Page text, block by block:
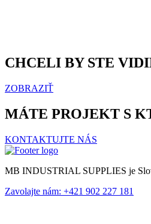
CHCELI BY STE
ZOBRAZIŤ
MÁTE PROJEKT S
KONTAKTUJTE NÁS
MB INDUSTRIAL SUPPLIES je
Zavolajte nám: +421 902 227 181